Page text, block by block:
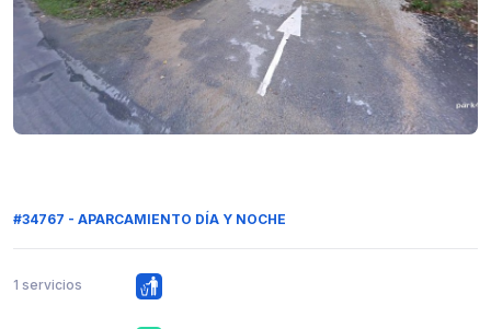
#34767 - APARCAMIENTO DÍA Y NOCHE
1 servicios